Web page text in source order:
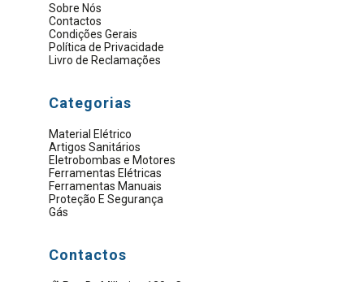
Sobre Nós
Contactos
Condições Gerais
Política de Privacidade
Livro de Reclamações
Categorias
Material Elétrico
Artigos Sanitários
Eletrobombas e Motores
Ferramentas Elétricas
Ferramentas Manuais
Proteção E Segurança
Gás
Contactos